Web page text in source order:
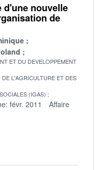
d'une nouvelle
de
ET DU DEVELOPPEMENT
L'AGRICULTURE ET DES
(IGAS)
févr. 2011
Affaire